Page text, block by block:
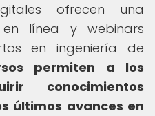
ofrecen una
línea y webinars
en ingeniería de
permiten a los
conocimientos
últimos avances en